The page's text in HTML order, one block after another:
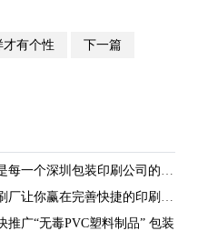
才有个性 下一篇
一个深圳包装印刷公司的必修课
你赢在完善快捷的印刷服务上
推广“无毒PVC塑料制品” 包装